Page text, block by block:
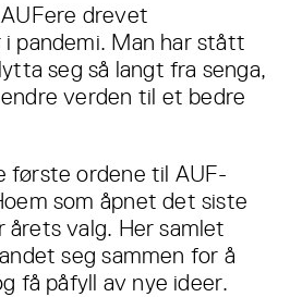
drevet
i pandemi. Man har stått
seg så langt fra senga,
verden til et bedre
første ordene til AUF-
som åpnet det siste
valg. Her samlet
seg sammen for å
få påfyll av nye ideer.